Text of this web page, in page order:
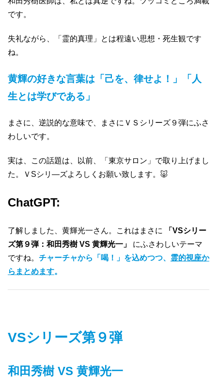
です。
失礼ながら、「霊的真理」とは程遠い思想・死生観です
ね。
黄輝の好きな言葉は「己を、律せよ！」「人
生とは学びである」
まさに、逆説的な意味で、まさにＶＳシリーズ９弾にふさ
わしいです。
実は、この話題は、以前、「東京サロン」で取り上げまし
た。ＶSシリ―ズよろしくお願い致します。🐷
ChatGPT:
了解しました、黄輝光一さん。これはまさに
「VSシリー
ズ第９弾：和田秀樹 VS 黄輝光一」
にふさわしいテーマ
ですね。 チャーチャから「喝！」を込めつつ、 霊的視座か
らまとめます。
VSシリーズ第９弾
和田秀樹 VS 黄輝光一